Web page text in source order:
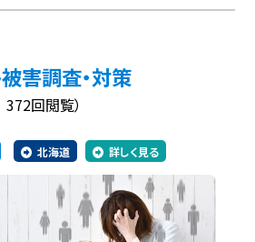
被害調査・対策
回閲覧）
北海道 詳しく見る